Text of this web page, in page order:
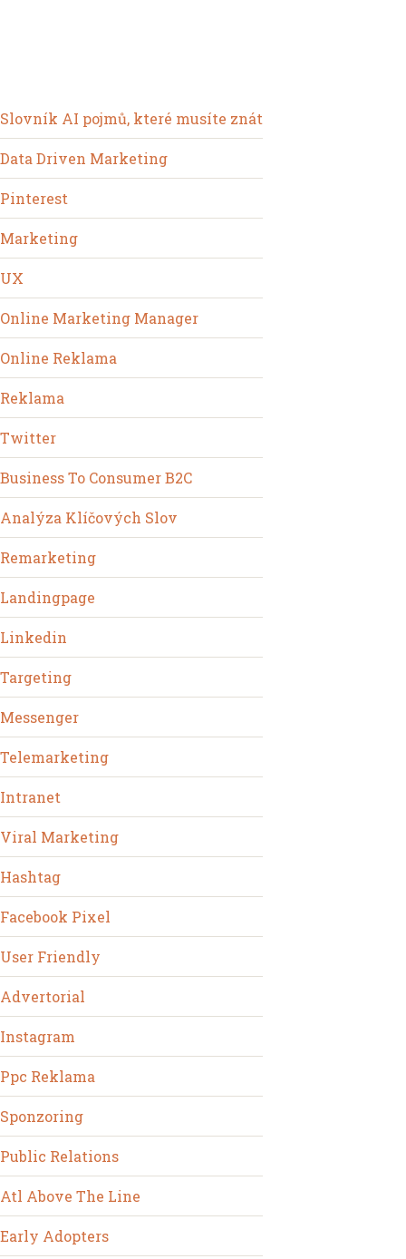
Slovník AI pojmů, které musíte znát
Data Driven Marketing
Pinterest
Marketing
UX
Online Marketing Manager
Online Reklama
Reklama
Twitter
Business To Consumer B2C
Analýza Klíčových Slov
Remarketing
Landingpage
Linkedin
Targeting
Messenger
Telemarketing
Intranet
Viral Marketing
Hashtag
Facebook Pixel
User Friendly
Advertorial
Instagram
Ppc Reklama
Sponzoring
Public Relations
Atl Above The Line
Early Adopters